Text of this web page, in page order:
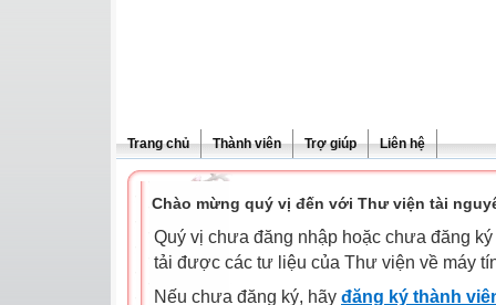
Trang chủ Thành viên Trợ giúp Liên hệ
Chào mừng quý vị đến với Thư viện tài
Quý vị chưa đăng nhập hoặc chưa đăng
tải được các tư liệu của Thư viện về máy
Nếu chưa đăng ký, hãy đăng ký thành